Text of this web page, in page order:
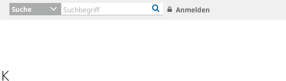
Suche Anmelden